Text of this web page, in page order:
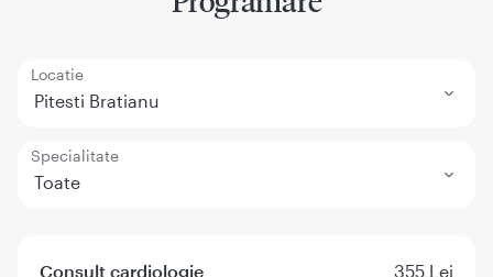
Locatie
Pitesti Bratianu
Specialitate
Toate
Consult cardiologie 355 Lei